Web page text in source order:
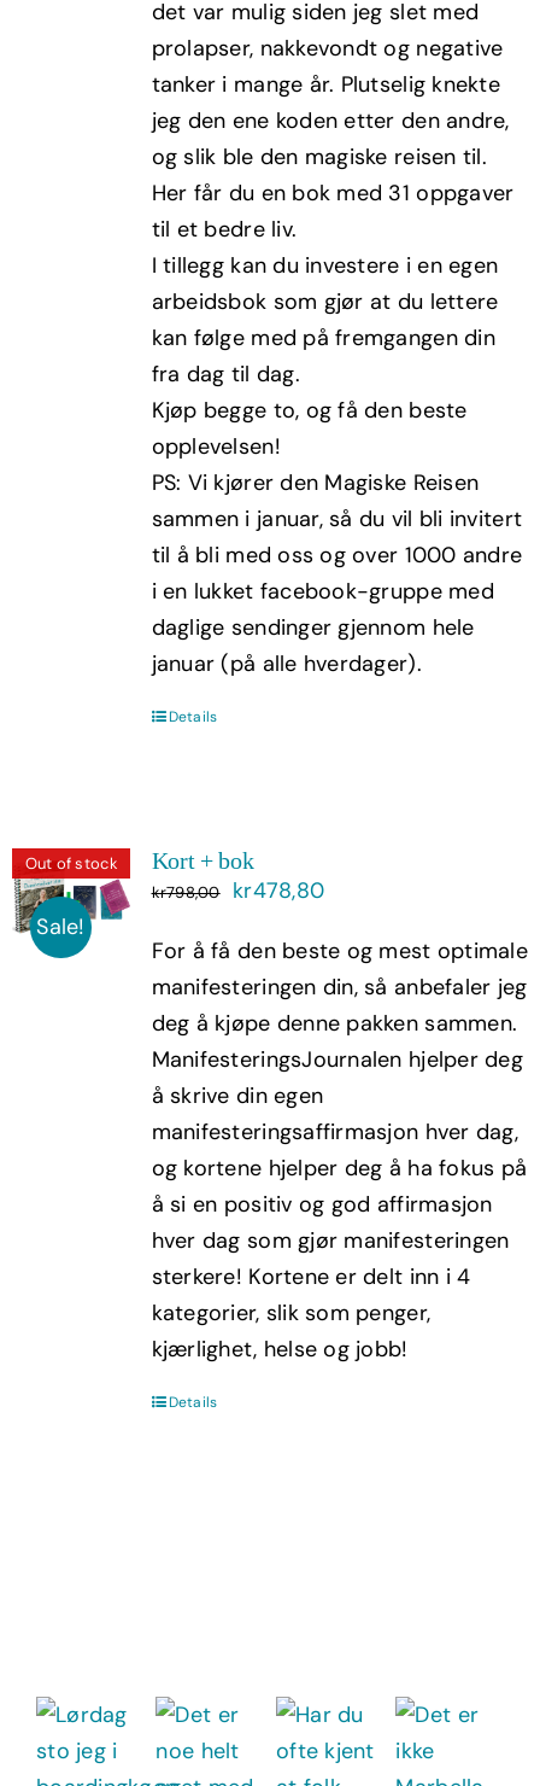
det var mulig siden jeg slet med
prolapser, nakkevondt og negative
tanker i mange år. Plutselig knekte
jeg den ene koden etter den andre,
og slik ble den magiske reisen til.
Her får du en bok med 31 oppgaver
til et bedre liv.
I tillegg kan du investere i en egen
arbeidsbok som gjør at du lettere
kan følge med på fremgangen din
fra dag til dag.
Kjøp begge to, og få den beste
opplevelsen!
PS: Vi kjører den Magiske Reisen
sammen i januar, så du vil bli invitert
til å bli med oss og over 1000 andre
i en lukket facebook-gruppe med
daglige sendinger gjennom hele
januar (på alle hverdager).
Details
Out of stock
Sale!
Kort + bok
kr798,00
Opprinnelig
var:
kr798,00.
kr478,80Nåværende
er:
kr478,80.
For å få den beste og mest optimale
manifesteringen din, så anbefaler jeg
deg å kjøpe denne pakken sammen.
ManifesteringsJournalen hjelper deg
å skrive din egen
manifesteringsaffirmasjon hver dag,
og kortene hjelper deg å ha fokus på
å si en positiv og god affirmasjon
hver dag som gjør manifesteringen
sterkere! Kortene er delt inn i 4
kategorier, slik som penger,
kjærlighet, helse og jobb!
Details